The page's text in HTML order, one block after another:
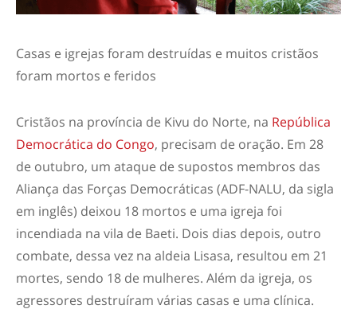
Casas e igrejas foram destruídas e muitos cristãos
foram mortos e feridos
Cristãos na província de Kivu do Norte, na República
Democrática do Congo, precisam de oração. Em 28
de outubro, um ataque de supostos membros das
Aliança das Forças Democráticas (ADF-NALU, da sigla
em inglês) deixou 18 mortos e uma igreja foi
incendiada na vila de Baeti. Dois dias depois, outro
combate, dessa vez na aldeia Lisasa, resultou em 21
mortes, sendo 18 de mulheres. Além da igreja, os
agressores destruíram várias casas e uma clínica.